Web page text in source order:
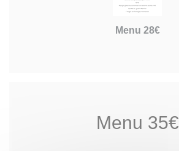
Menu 28€
Menu 35€